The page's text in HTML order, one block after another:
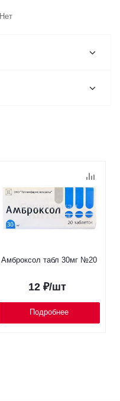
Нет
Амброксол табл 30мг №20
12₽/шт
Подробнее